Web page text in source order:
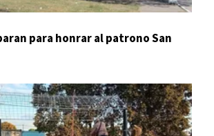
para honrar al patrono San